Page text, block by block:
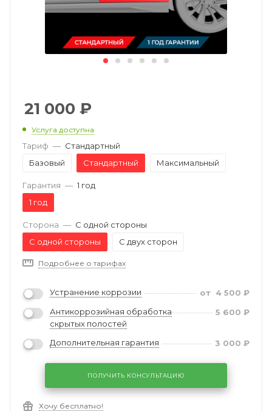
21 000 ₽
Услуга доступна
Тариф — Стандартный
Базовый
Стандартный Максимальный
Гарантия — 1 год
1 год
Сторона — С одной стороны
С одной стороны
С двух сторон
Подробнее о тарифах
Устранение коррозии от 4 500 ₽
Антикоррозийная обработка
скрытых полостей
5 600 ₽
Дополнительная гарантия 3 000 ₽
ПОЛУЧИТЬ КОНСУЛЬТАЦИЮ
Хочу бесплатно!